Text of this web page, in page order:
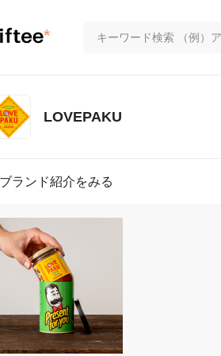
LOVEPAKU
ブランド紹介をみる